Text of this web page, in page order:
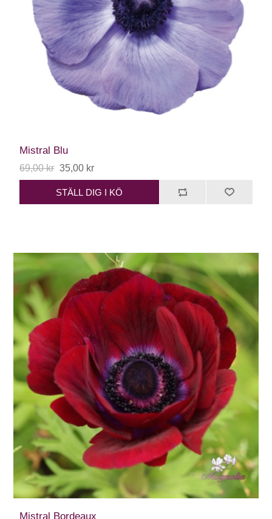
Mistral Blu
69,00 kr 35,00 kr
STÄLL DIG I KÖ
Mistral Bordeaux